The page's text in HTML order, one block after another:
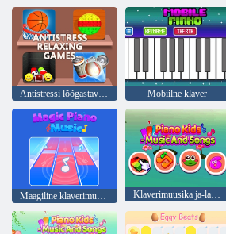
Antistressi lõõgastavad mängud Mobiilne klaver
Klaverimuusika ja-laulud lastele